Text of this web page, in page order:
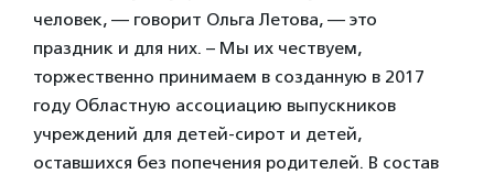
человек, — говорит Ольга Летова, — это
праздник и для них. – Мы их чествуем,
торжественно принимаем в созданную в 2017
году Областную ассоциацию выпускников
учреждений для детей-сирот и детей,
оставшихся без попечения родителей. В состав